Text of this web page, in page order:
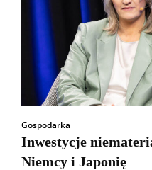
Gospodarka
Inwestycje
Niemcy i Japonię